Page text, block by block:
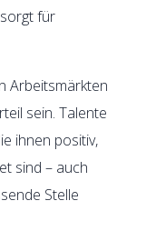
für
Arbeitsmärkten
sein. Talente
ihnen positiv,
sind – auch
Stelle